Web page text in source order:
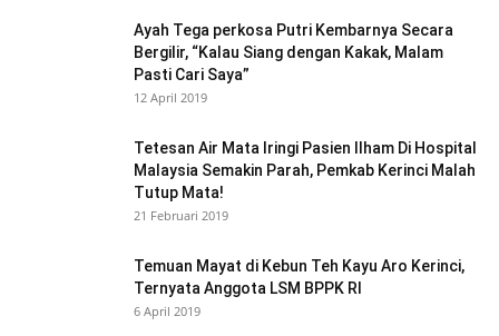
Ayah Tega perkosa Putri Kembarnya Secara
Bergilir, “Kalau Siang dengan Kakak, Malam
Pasti Cari Saya”
12 April 2019
Tetesan Air Mata Iringi Pasien Ilham Di Hospital
Malaysia Semakin Parah, Pemkab Kerinci Malah
Tutup Mata!
21 Februari 2019
Temuan Mayat di Kebun Teh Kayu Aro Kerinci,
Ternyata Anggota LSM BPPK RI
6 April 2019